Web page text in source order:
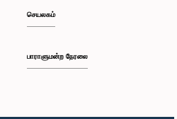
செயலகம்
பாராளுமன்ற நேரலை